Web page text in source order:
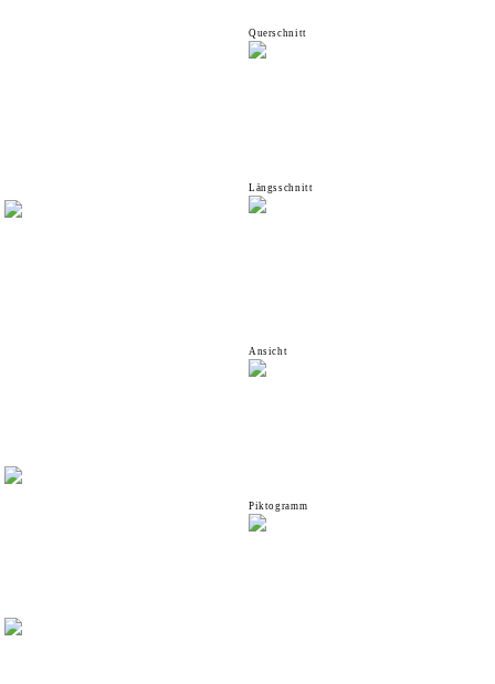
Querschnitt
Längsschnitt
Ansicht
Piktogramm